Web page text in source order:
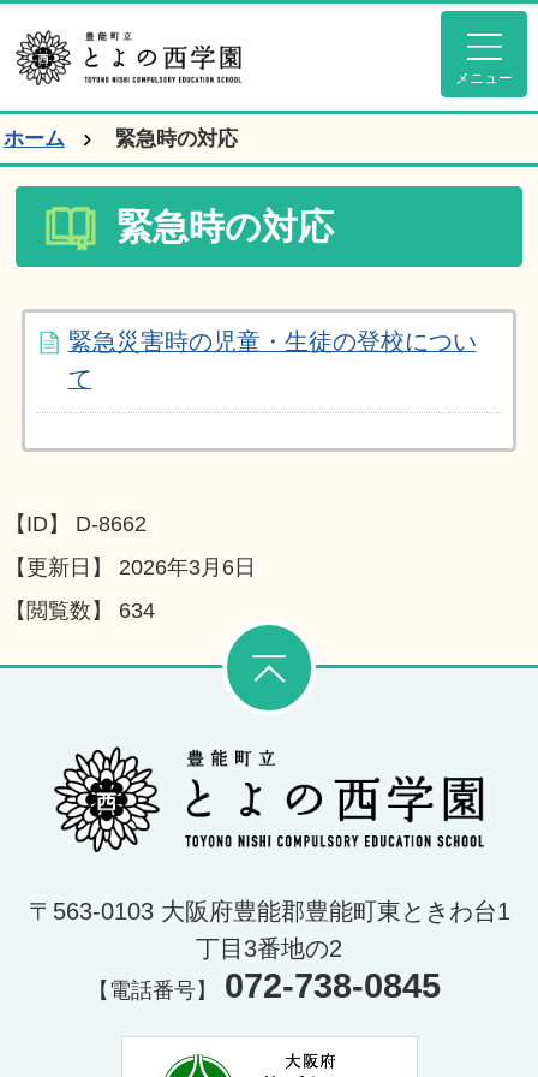
とよの西学園ホ
メニュー
ホーム 緊急時の対応
緊急時の対応
緊急災害時の児童・生徒の登校につい
て
【ID】
D-8662
【更新日】
2026年3月6日
【閲覧数】
634
〒563-0103 大阪府豊能郡豊能町東ときわ台1
丁目3番地の2
【電話番号】 072-738-0845